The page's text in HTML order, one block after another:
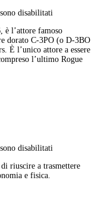
disabilitati
l’attore famoso
dorato C-3PO (o D-3BO
È l’unico attore a essere
l’ultimo Rogue
disabilitati
riuscire a trasmettere
e fisica.